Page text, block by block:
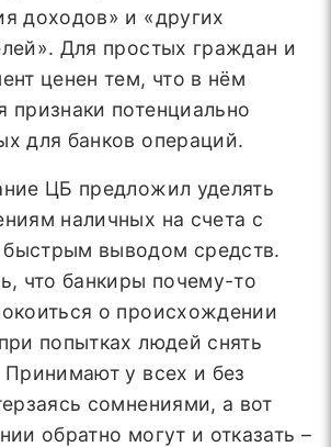
доходов» и «других
Для простых граждан и
ценен тем, что в нём
признаки потенциально
для банков операций.
ЦБ предложил уделять
наличных на счета с
выводом средств.
что банкиры почему-то
о происхождении
попытках людей снять
у всех и без
сомнениями, а вот
обратно могут и отказать –